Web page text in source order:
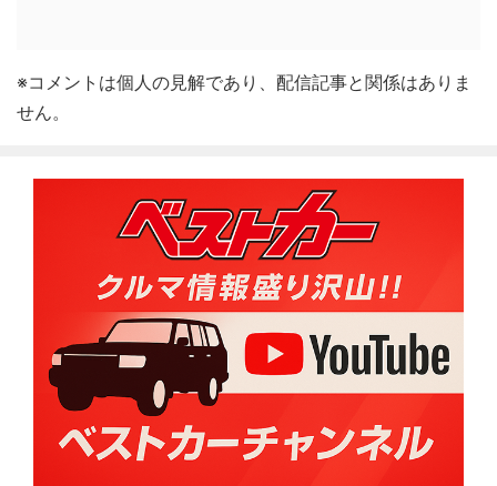
※コメントは個人の見解であり、配信記事と関係はありま
せん。